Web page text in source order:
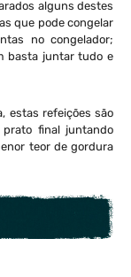
alguns destes
que pode congelar
no congelador;
basta juntar tudo e
estas refeições são
final juntando
teor de gordura